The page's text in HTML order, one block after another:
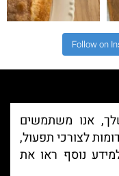
Follow on
אנו משתמשים
לצורכי תפעול,
נוסף ראו את